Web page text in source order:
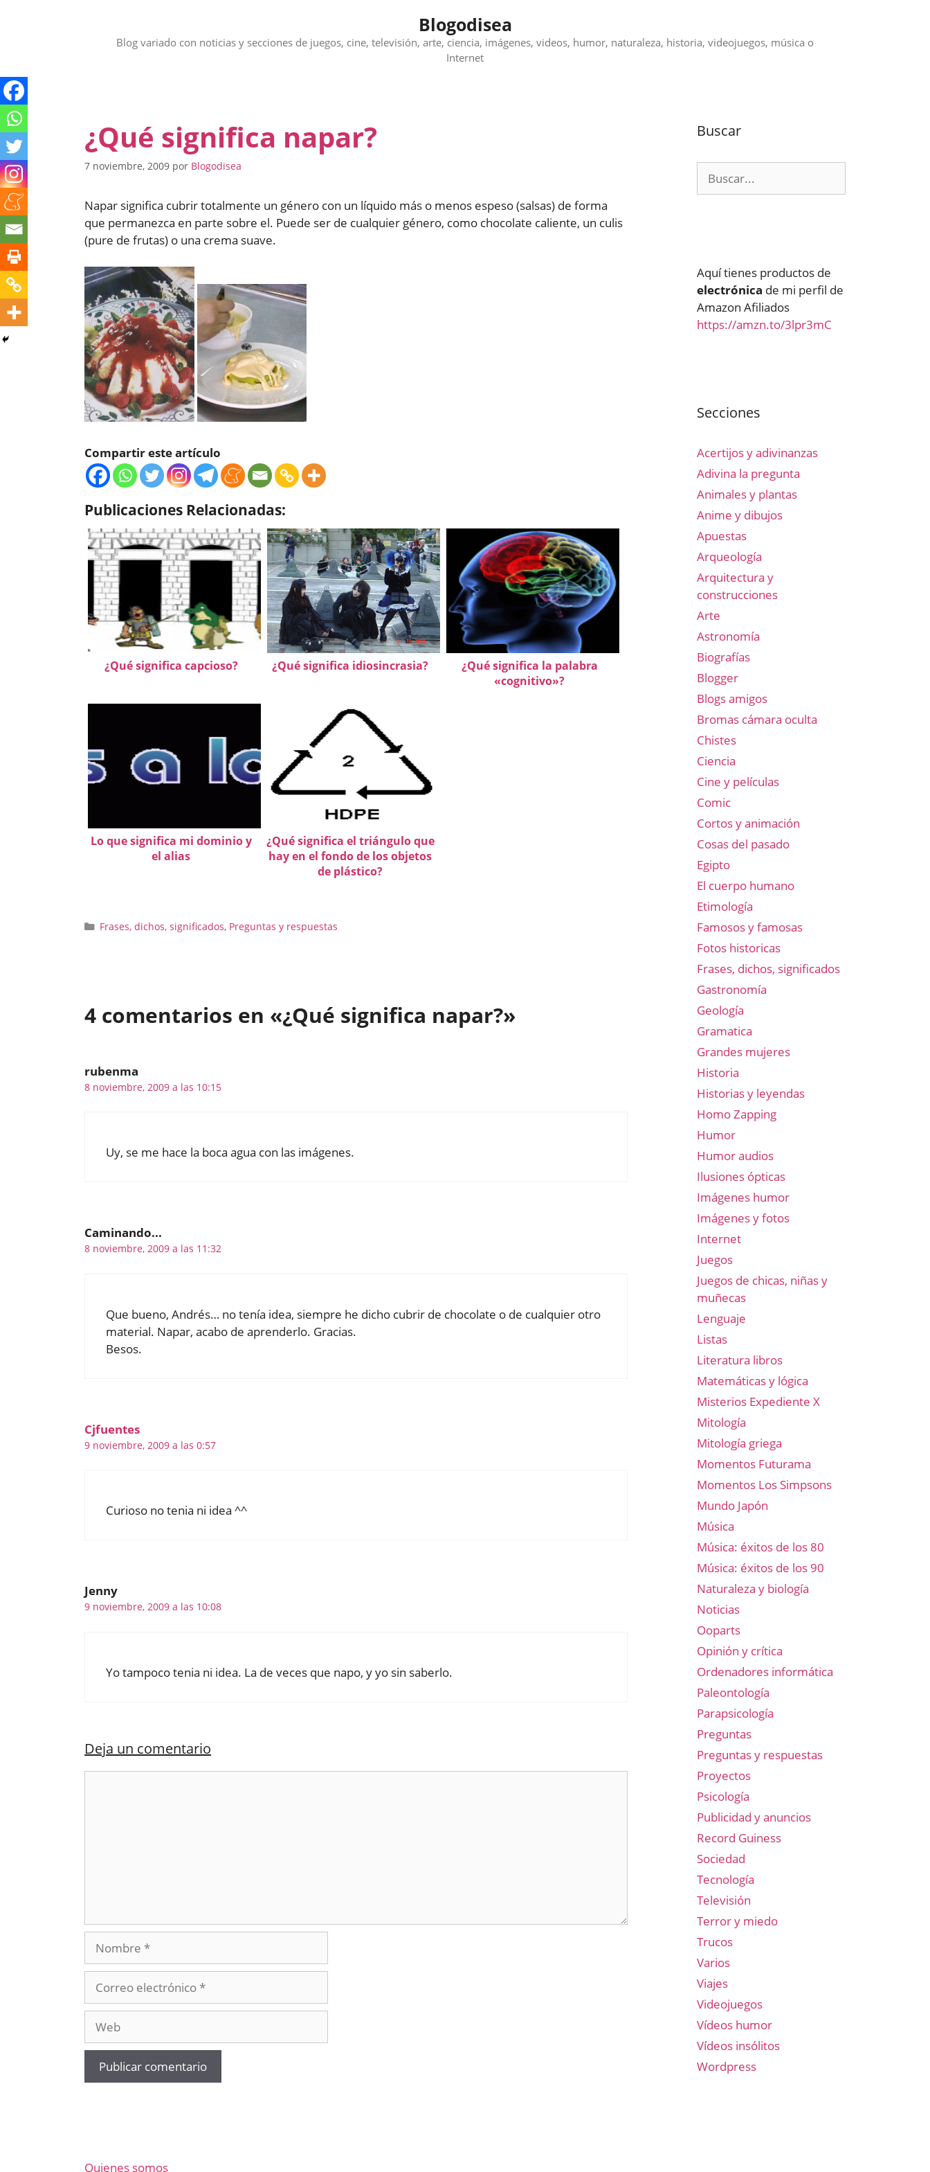
Blogodisea
Blog variado con noticias y secciones de juegos, cine, televisión, arte, ciencia, imágenes, videos, humor, naturaleza, historia, videojuegos, música o
Internet
¿Qué significa napar?
7 noviembre, 2009 por Blogodisea
Napar significa cubrir totalmente un género con un líquido más o menos espeso (salsas) de forma
que permanezca en parte sobre el. Puede ser de cualquier género, como chocolate caliente, un culis
(pure de frutas) o una crema suave.
Compartir este artículo
Publicaciones Relacionadas:
¿Qué significa capcioso? ¿Qué significa idiosincrasia?
¿Qué significa la palabra
«cognitivo»?
Lo que significa mi dominio y
el alias
¿Qué significa el triángulo que
hay en el fondo de los objetos
de plástico?
Categorías
Frases, dichos, significados, Preguntas y respuestas
4 comentarios en «¿Qué significa napar?»
rubenma
8 noviembre, 2009 a las 10:15
Uy, se me hace la boca agua con las imágenes.
Caminando...
8 noviembre, 2009 a las 11:32
Que bueno, Andrés… no tenía idea, siempre he dicho cubrir de chocolate o de cualquier otro
material. Napar, acabo de aprenderlo. Gracias.
Besos.
Cjfuentes
9 noviembre, 2009 a las 0:57
Curioso no tenia ni idea ^^
Jenny
9 noviembre, 2009 a las 10:08
Yo tampoco tenia ni idea. La de veces que napo, y yo sin saberlo.
Deja un comentario
Nombre
electrónico
Buscar
Aquí tienes productos de
electrónica de mi perfil de
Amazon Afiliados
https://amzn.to/3lpr3mC
Secciones
Acertijos y adivinanzas
Adivina la pregunta
Animales y plantas
Anime y dibujos
Apuestas
Arqueología
Arquitectura y
construcciones
Arte
Astronomía
Biografías
Blogger
Blogs amigos
Bromas cámara oculta
Chistes
Ciencia
Cine y películas
Comic
Cortos y animación
Cosas del pasado
Egipto
El cuerpo humano
Etimología
Famosos y famosas
Fotos historicas
Frases, dichos, significados
Gastronomía
Geología
Gramatica
Grandes mujeres
Historia
Historias y leyendas
Homo Zapping
Humor
Humor audios
Ilusiones ópticas
Imágenes humor
Imágenes y fotos
Internet
Juegos
Juegos de chicas, niñas y
muñecas
Lenguaje
Listas
Literatura libros
Matemáticas y lógica
Misterios Expediente X
Mitología
Mitología griega
Momentos Futurama
Momentos Los Simpsons
Mundo Japón
Música
Música: éxitos de los 80
Música: éxitos de los 90
Naturaleza y biología
Noticias
Ooparts
Opinión y crítica
Ordenadores informática
Paleontología
Parapsicología
Preguntas
Preguntas y respuestas
Proyectos
Psicología
Publicidad y anuncios
Record Guiness
Sociedad
Tecnología
Televisión
Terror y miedo
Trucos
Varios
Viajes
Videojuegos
Vídeos humor
Vídeos insólitos
Wordpress
Quienes somos